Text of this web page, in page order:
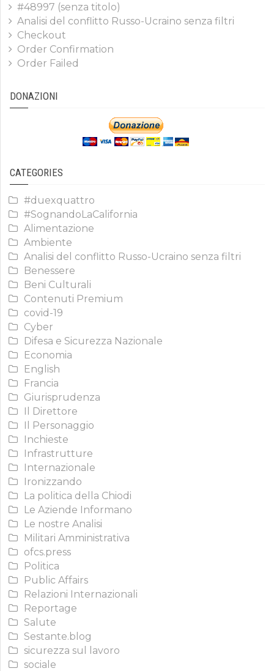
#48997 (senza titolo)
Analisi del conflitto Russo-Ucraino senza filtri
Checkout
Order Confirmation
Order Failed
DONAZIONI
CATEGORIES
#duexquattro
#SognandoLaCalifornia
Alimentazione
Ambiente
Analisi del conflitto Russo-Ucraino senza filtri
Benessere
Beni Culturali
Contenuti Premium
covid-19
Cyber
Difesa e Sicurezza Nazionale
Economia
English
Francia
Giurisprudenza
Il Direttore
Il Personaggio
Inchieste
Infrastrutture
Internazionale
Ironizzando
La politica della Chiodi
Le Aziende Informano
Le nostre Analisi
Militari Amministrativa
ofcs.press
Politica
Public Affairs
Relazioni Internazionali
Reportage
Salute
Sestante.blog
sicurezza sul lavoro
sociale